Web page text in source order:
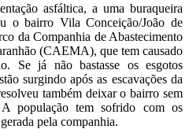
asfáltica, a uma buraqueira
o bairro Vila Conceição/João de
da Companhia de Abastecimento
(CAEMA), que tem causado
Se já não bastasse os esgotos
surgindo após as escavações da
também deixar o bairro sem
população tem sofrido com os
pela companhia.